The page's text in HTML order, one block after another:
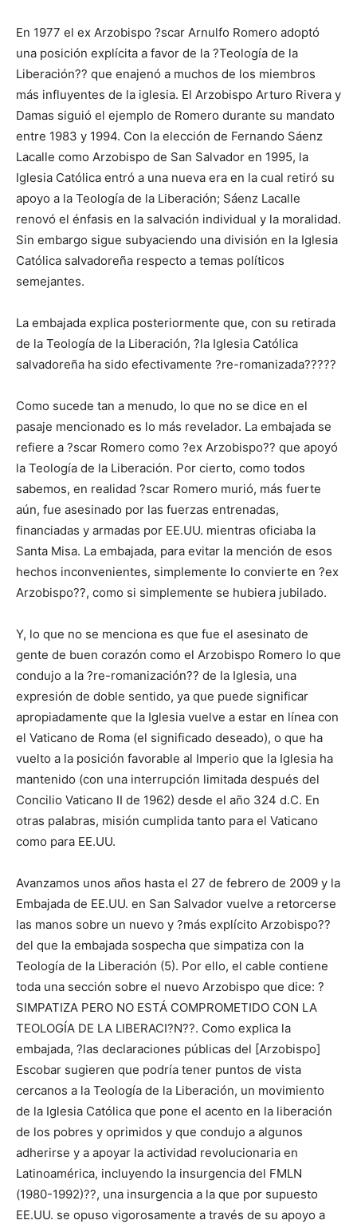
En 1977 el ex Arzobispo ?scar Arnulfo Romero adoptó
una posición explícita a favor de la ?Teología de la
Liberación?? que enajenó a muchos de los miembros
más influyentes de la iglesia. El Arzobispo Arturo Rivera y
Damas siguió el ejemplo de Romero durante su mandato
entre 1983 y 1994. Con la elección de Fernando Sáenz
Lacalle como Arzobispo de San Salvador en 1995, la
Iglesia Católica entró a una nueva era en la cual retiró su
apoyo a la Teología de la Liberación; Sáenz Lacalle
renovó el énfasis en la salvación individual y la moralidad.
Sin embargo sigue subyaciendo una división en la Iglesia
Católica salvadoreña respecto a temas políticos
semejantes.
La embajada explica posteriormente que, con su retirada
de la Teología de la Liberación, ?la Iglesia Católica
salvadoreña ha sido efectivamente ?re-romanizada?????
Como sucede tan a menudo, lo que no se dice en el
pasaje mencionado es lo más revelador. La embajada se
refiere a ?scar Romero como ?ex Arzobispo?? que apoyó
la Teología de la Liberación. Por cierto, como todos
sabemos, en realidad ?scar Romero murió, más fuerte
aún, fue asesinado por las fuerzas entrenadas,
financiadas y armadas por EE.UU. mientras oficiaba la
Santa Misa. La embajada, para evitar la mención de esos
hechos inconvenientes, simplemente lo convierte en ?ex
Arzobispo??, como si simplemente se hubiera jubilado.
Y, lo que no se menciona es que fue el asesinato de
gente de buen corazón como el Arzobispo Romero lo que
condujo a la ?re-romanización?? de la Iglesia, una
expresión de doble sentido, ya que puede significar
apropiadamente que la Iglesia vuelve a estar en línea con
el Vaticano de Roma (el significado deseado), o que ha
vuelto a la posición favorable al Imperio que la Iglesia ha
mantenido (con una interrupción limitada después del
Concilio Vaticano II de 1962) desde el año 324 d.C. En
otras palabras, misión cumplida tanto para el Vaticano
como para EE.UU.
Avanzamos unos años hasta el 27 de febrero de 2009 y la
Embajada de EE.UU. en San Salvador vuelve a retorcerse
las manos sobre un nuevo y ?más explícito Arzobispo??
del que la embajada sospecha que simpatiza con la
Teología de la Liberación (5). Por ello, el cable contiene
toda una sección sobre el nuevo Arzobispo que dice: ?
SIMPATIZA PERO NO ESTÁ COMPROMETIDO CON LA
TEOLOGÍA DE LA LIBERACI?N??. Como explica la
embajada, ?las declaraciones públicas del [Arzobispo]
Escobar sugieren que podría tener puntos de vista
cercanos a la Teología de la Liberación, un movimiento
de la Iglesia Católica que pone el acento en la liberación
de los pobres y oprimidos y que condujo a algunos
adherirse y a apoyar la actividad revolucionaria en
Latinoamérica, incluyendo la insurgencia del FMLN
(1980-1992)??, una insurgencia a la que por supuesto
EE.UU. se opuso vigorosamente a través de su apoyo a